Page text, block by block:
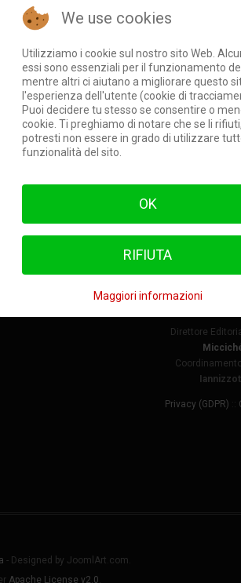
7788
,
Press e
Direttore
Carmelo Riccotti
Direttore
Privacy (GDPR) ::
- Designed by JoomlArt.com.
Apache License v2.0.
We use cookies
Utilizziamo i cookie sul nostro sito Web.
essi sono essenziali per il funzionamento
mentre altri ci aiutano a migliorare questo
l'esperienza dell'utente (cookie di
Puoi decidere tu stesso se consentire o
cookie. Ti preghiamo di notare che se li rifiuti,
potresti non essere in grado di utilizzare
funzionalità del sito.
OK
RIFIUTA
Maggiori informazioni